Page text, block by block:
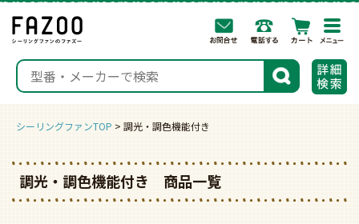
検索
シーリングファンTOP 調光・調色機能付き
調光・調色機能付き 商品一覧